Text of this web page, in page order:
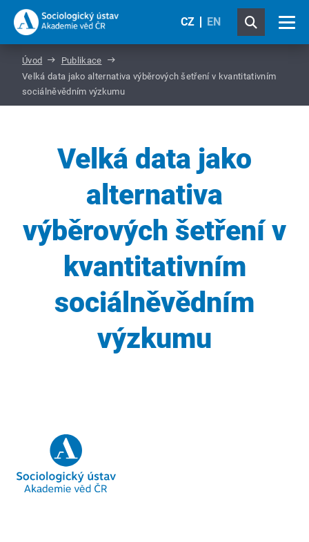
CZ EN
Úvod
Publikace
Velká data jako alternativa výběrových šetření v kvantitativním
sociálněvědním výzkumu
Velká data jako
alternativa
výběrových šetření v
kvantitativním
sociálněvědním
výzkumu